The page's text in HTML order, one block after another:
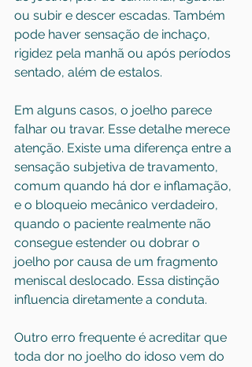
ou subir e descer escadas. Também
pode haver sensação de inchaço,
rigidez pela manhã ou após períodos
sentado, além de estalos.
Em alguns casos, o joelho parece
falhar ou travar. Esse detalhe merece
atenção. Existe uma diferença entre a
sensação subjetiva de travamento,
comum quando há dor e inflamação,
e o bloqueio mecânico verdadeiro,
quando o paciente realmente não
consegue estender ou dobrar o
joelho por causa de um fragmento
meniscal deslocado. Essa distinção
influencia diretamente a conduta.
Outro erro frequente é acreditar que
toda dor no joelho do idoso vem do